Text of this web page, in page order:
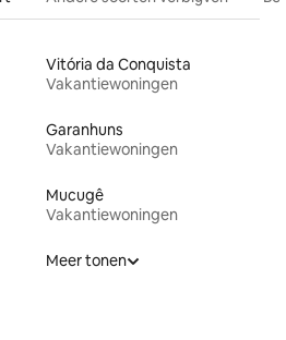
Vitória da Conquista
Vakantiewoningen
Garanhuns
Vakantiewoningen
Mucugê
Vakantiewoningen
Meer tonen